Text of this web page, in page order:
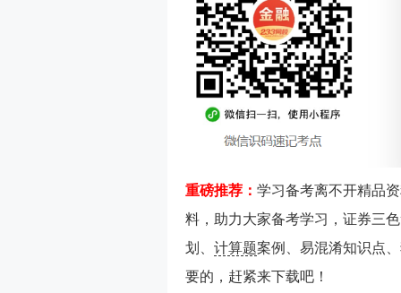
重磅推荐： 学习备考离不开精品
料，助力大家备考学习，证券三
划、 计算题案例、易混淆知识点
要的，赶紧来下载吧！